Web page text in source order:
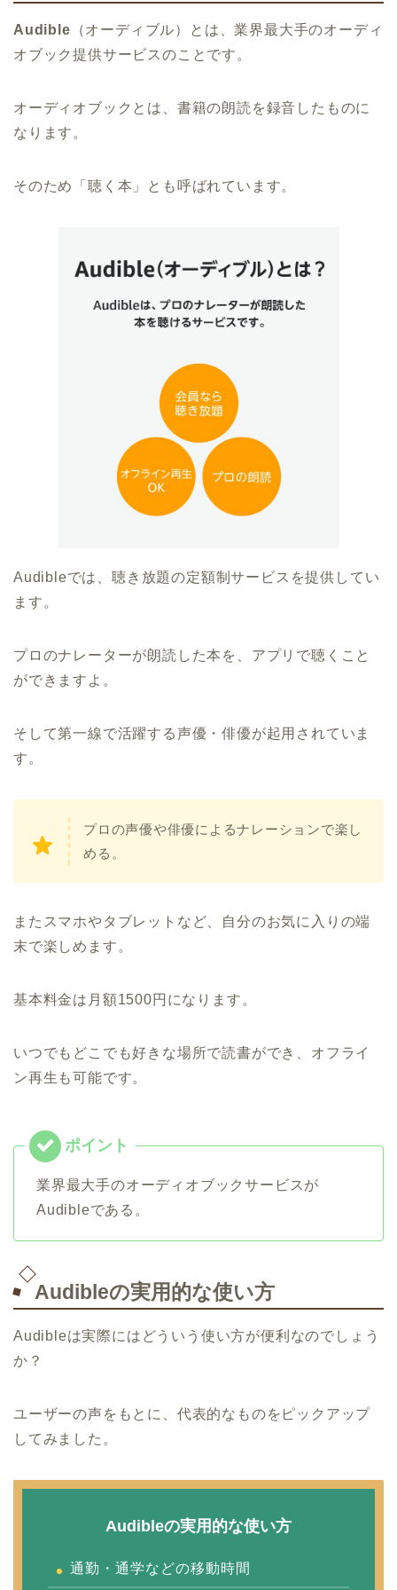
Audible （オーディブル）とは、業界最大手のオーディ
オブック提供サービスのことです。
オーディオブックとは、書籍の朗読を録音したものに
なります。
そのため「聴く本」とも呼ばれています。
Audibleでは、聴き放題の定額制サービスを提供してい
ます。
プロのナレーターが朗読した本を、アプリで聴くこと
ができますよ。
そして第一線で活躍する声優・俳優が起用されていま
す。
プロの声優や俳優によるナレーションで楽し
める。
またスマホやタブレットなど、自分のお気に入りの端
末で楽しめます。
基本料金は月額1500円になります。
いつでもどこでも好きな場所で読書ができ、オフライ
ン再生も可能です。
業界最大手のオーディオブックサービスが
Audibleである。
Audibleの実用的な使い方
Audibleは実際にはどういう使い方が便利なのでしょう
か？
ユーザーの声をもとに、代表的なものをピックアップ
してみました。
Audibleの実用的な使い方
通勤・通学などの移動時間